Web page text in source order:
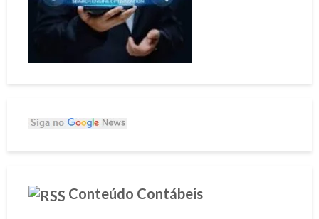
Conteúdo Contábeis